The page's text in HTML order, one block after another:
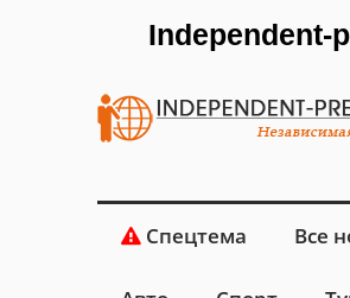
Independent-
Спецтема Все